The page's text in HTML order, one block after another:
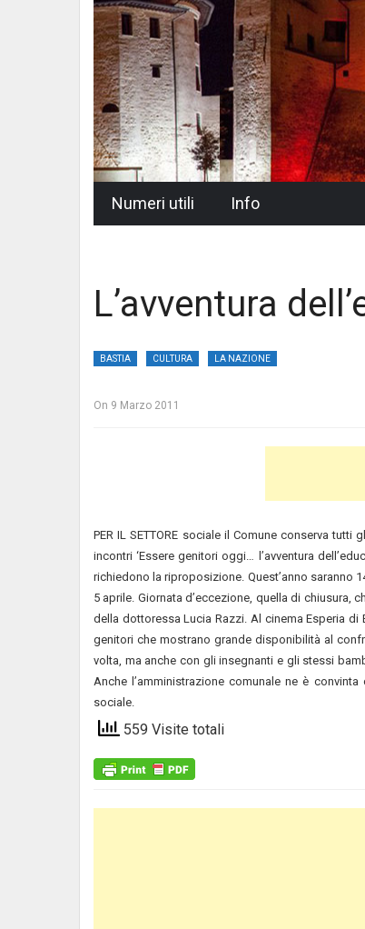
Numeri utili Info
L’avventura
BASTIA CULTURA LA NAZIONE
On 9 Marzo 2011
PER IL SETTORE sociale il Comune conserva
incontri ‘Essere genitori oggi… l’avventura
richiedono la riproposizione. Quest’anno saranno
5 aprile. Giornata d’eccezione, quella di chiusura,
della dottoressa Lucia Razzi. Al cinema Esperia
genitori che mostrano grande disponibilità al
volta, ma anche con gli insegnanti e gli stessi
Anche l’amministrazione comunale ne è
sociale.
559 Visite totali